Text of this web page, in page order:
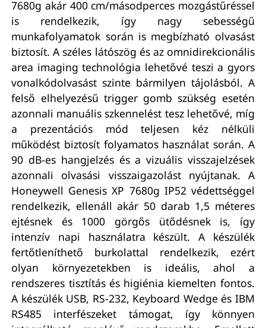
7680g akár 400 cm/másodperces mozgástűréssel
is rendelkezik, így nagy sebességű
munkafolyamatok során is megbízható olvasást
biztosít. A széles látószög és az omnidirekcionális
area imaging technológia lehetővé teszi a gyors
vonalkódolvasást szinte bármilyen tájolásból. A
felső elhelyezésű trigger gomb szükség esetén
azonnali manuális szkennelést tesz lehetővé, míg
a prezentációs mód teljesen kéz nélküli
működést biztosít folyamatos használat során. A
90 dB-es hangjelzés és a vizuális visszajelzések
azonnali olvasási visszaigazolást nyújtanak. A
Honeywell Genesis XP 7680g IP52 védettséggel
rendelkezik, ellenáll akár 50 darab 1,5 méteres
ejtésnek és 1000 görgős ütődésnek is, így
intenzív napi használatra készült. A készülék
fertőtleníthető burkolattal rendelkezik, ezért
olyan környezetekben is ideális, ahol a
rendszeres tisztítás és higiénia kiemelten fontos.
A készülék USB, RS-232, Keyboard Wedge és IBM
RS485 interfészeket támogat, így könnyen